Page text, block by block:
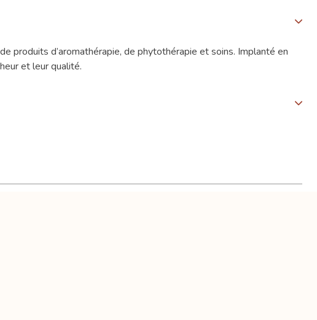
produits d’aromathérapie, de phytothérapie et soins. Implanté en
et leur qualité.